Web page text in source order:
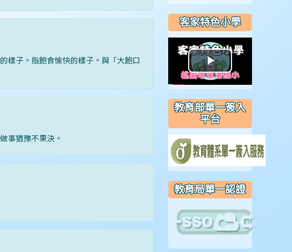
樣子。指飽食愉快的樣子。與「大飽口
事猶豫不果決。
客家特色小學
播
放
影
片
教育部單一簽入
平台
教育局單一認證